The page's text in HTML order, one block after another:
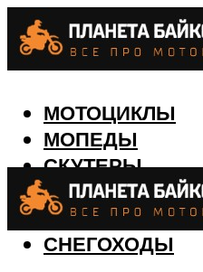
МОТОЦИКЛЫ
МОПЕДЫ
СКУТЕРЫ
КВАДРОЦИКЛЫ
ЛОДКИ
СНЕГОХОДЫ